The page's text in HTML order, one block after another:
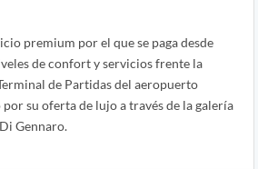
premium por el que se paga desde
de confort y servicios frente la
de Partidas del aeropuerto
su oferta de lujo a través de la galería
Gennaro.